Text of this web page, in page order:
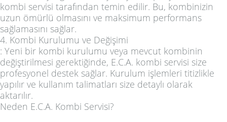
kombi servisi tarafından temin edilir. Bu, kombinizin
uzun ömürlü olmasını ve maksimum performans
sağlamasını sağlar.
4. Kombi Kurulumu ve Değişimi
: Yeni bir kombi kurulumu veya mevcut kombinin
değiştirilmesi gerektiğinde, E.C.A. kombi servisi size
profesyonel destek sağlar. Kurulum işlemleri titizlikle
yapılır ve kullanım talimatları size detaylı olarak
aktarılır.
Neden E.C.A. Kombi Servisi?